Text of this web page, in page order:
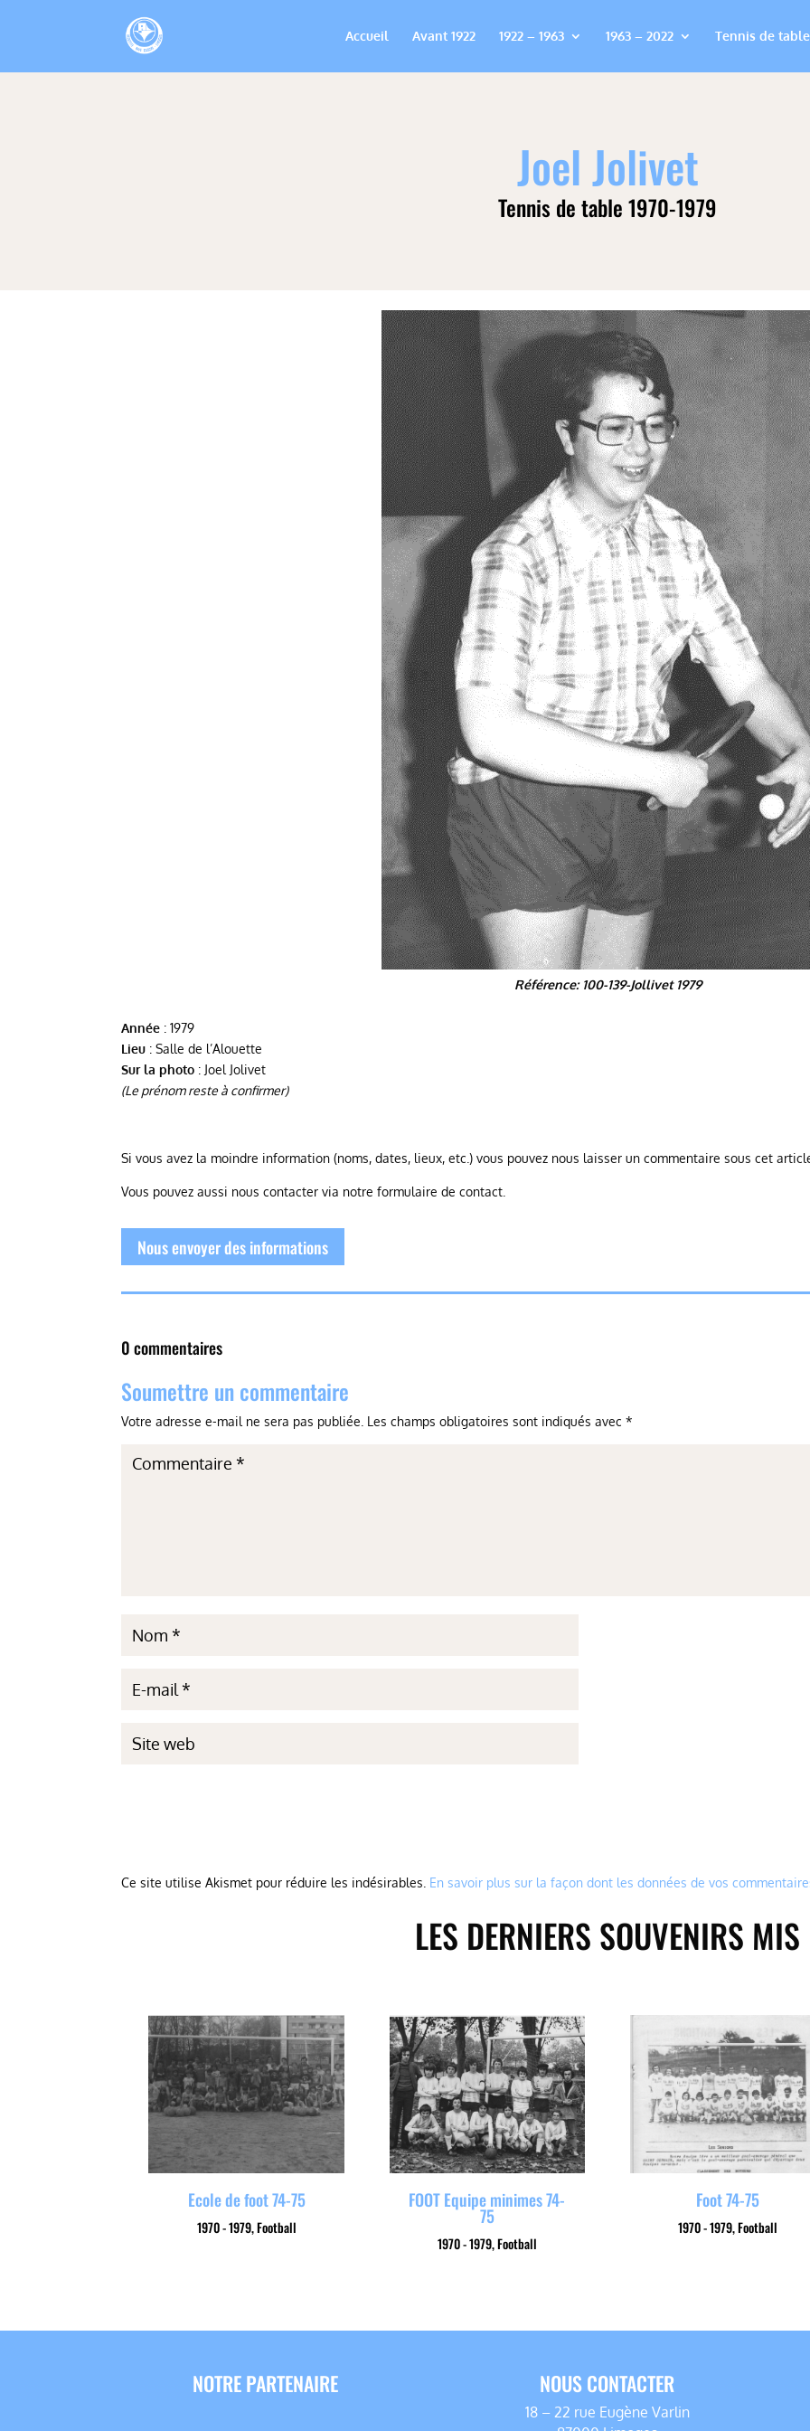
Accueil Avant 1922 1922 – 1963 1963 – 2022 Tennis de table
Joel Jolivet
Tennis de table 1970-1979
Référence: 100-139-Jollivet 1979
Année : 1979
Lieu : Salle de l’Alouette
Sur la photo : Joel Jolivet
(Le prénom reste à confirmer)
Si vous avez la moindre information (noms, dates, lieux, etc.) vous pouvez nous laisser un commentaire sous cet
Vous pouvez aussi nous contacter via notre formulaire de contact.
Nous envoyer des informations
0 commentaires
Soumettre un commentaire
Votre adresse e-mail ne sera pas publiée. Les champs obligatoires sont indiqués avec*
Ce site utilise Akismet pour réduire les indésirables. En savoir plus sur la façon dont les données de vos
LES DERNIERS SOUVENIRS MIS
1970 - 1979,Football
Ecole de foot 74-75
1970 - 1979,Football
FOOT Equipe minimes 74-
75 1970 - 1979,Football
Foot 74-75
NOTRE PARTENAIRE NOUS CONTACTER
18 – 22 rue Eugène Varlin